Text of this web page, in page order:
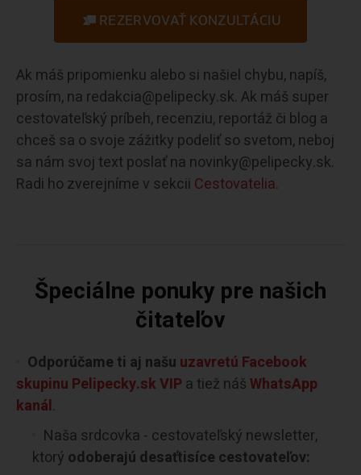
REZERVOVAŤ KONZULTÁCIU
Ak máš pripomienku alebo si našiel chybu, napíš,
prosím, na redakcia@pelipecky.sk. Ak máš super
cestovateľský príbeh, recenziu, reportáž či blog a
chceš sa o svoje zážitky podeliť so svetom, neboj
sa nám svoj text poslať na novinky@pelipecky.sk.
Radi ho zverejníme v sekcii Cestovatelia.
Špeciálne ponuky pre našich
čitateľov
Odporúčame ti aj našu uzavretú Facebook
skupinu Pelipecky.sk VIP a tiež nášWhatsApp
kanál.
Naša srdcovka - cestovateľský newsletter,
ktorý odoberajú desaťtisíce cestovateľov: